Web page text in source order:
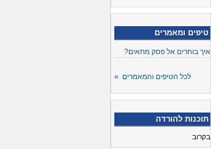
טיפים ומאמרים
איך בוחרים אל פסק מתאים?
לכל הטיפים והמאמרים »
תוכנות להורדה
בקרוב